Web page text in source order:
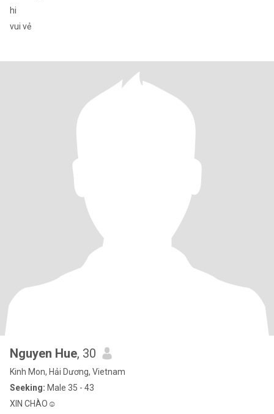
hi
vui vẻ
Nguyen Hue, 30
Kinh Mon, Hải Dương, Vietnam
Seeking: Male 35 - 43
XIN CHÀO☺️